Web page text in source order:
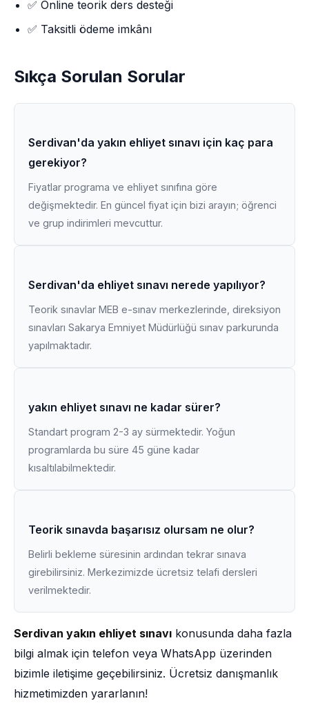
✅ Online teorik ders desteği
✅ Taksitli ödeme imkânı
Sıkça Sorulan Sorular
Serdivan'da yakın ehliyet sınavı için kaç para
gerekiyor?
Fiyatlar programa ve ehliyet sınıfına göre
değişmektedir. En güncel fiyat için bizi arayın; öğrenci
ve grup indirimleri mevcuttur.
Serdivan'da ehliyet sınavı nerede yapılıyor?
Teorik sınavlar MEB e-sınav merkezlerinde, direksiyon
sınavları Sakarya Emniyet Müdürlüğü sınav parkurunda
yapılmaktadır.
yakın ehliyet sınavı ne kadar sürer?
Standart program 2-3 ay sürmektedir. Yoğun
programlarda bu süre 45 güne kadar
kısaltılabilmektedir.
Teorik sınavda başarısız olursam ne olur?
Belirli bekleme süresinin ardından tekrar sınava
girebilirsiniz. Merkezimizde ücretsiz telafi dersleri
verilmektedir.
Serdivan yakın ehliyet sınavı konusunda daha fazla
bilgi almak için telefon veya WhatsApp üzerinden
bizimle iletişime geçebilirsiniz. Ücretsiz danışmanlık
hizmetimizden yararlanın!